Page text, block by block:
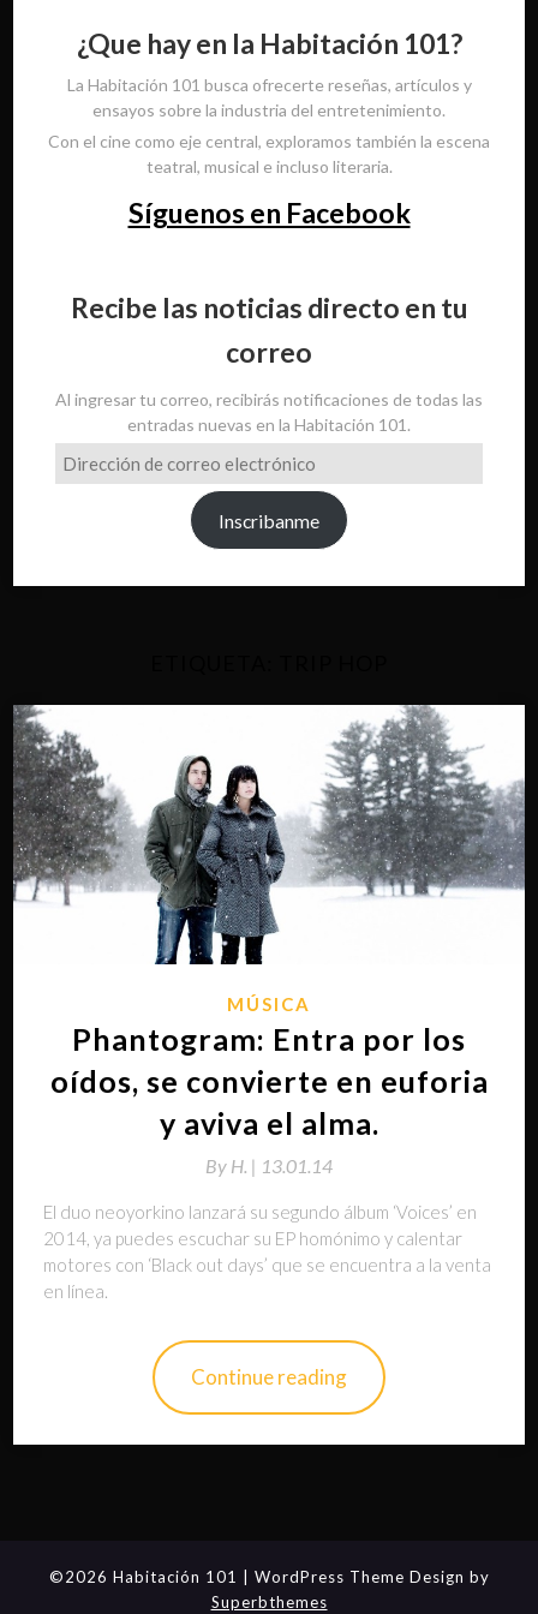
¿Que hay en la Habitación 101?
La Habitación 101 busca ofrecerte reseñas, artículos y
ensayos sobre la industria del entretenimiento.
Con el cine como eje central, exploramos también la escena
teatral, musical e incluso literaria.
Síguenos en Facebook
Recibe las noticias directo en tu
correo
Al ingresar tu correo, recibirás notificaciones de todas las
entradas nuevas en la Habitación 101.
Dirección
de
Inscribanme
MÚSICA
Phantogram: Entra por los
oídos, se convierte en euforia
y aviva el alma.
By H. | 13.01.14
El duo neoyorkino lanzará su segundo álbum ‘Voices’ en
2014, ya puedes escuchar su EP homónimo y calentar
motores con ‘Black out days’ que se encuentra a la venta
en línea.
Continue reading
©2026 Habitación 101
| WordPress Theme Design by
Superbthemes